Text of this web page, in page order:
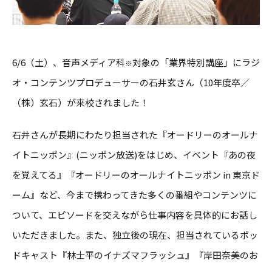
6/6（土）、音声メディア科※対象の「業界特別講座」にラジ
オ・コンテンツプロデューサーの石井玄さん（10年度卒／
（株）玄石）が来校されました！
石井さんが長期にわたり担当された『オードリーのオールナ
イトニッポン』(ニッポン放送)をはじめ、イベント『あの夜
を覚えてる』『オードリーのオールナイトニッポン in 東京ド
ーム』など、今まで携わってきた多くの番組やコンテンツに
ついて、エピソードを交えながら仕事内容を具体的にお話し
いただきました。また、独立後の現在、担当されているポッ
ドキャスト『林士平のイナズマフラッシュ』『岸田奈美のお